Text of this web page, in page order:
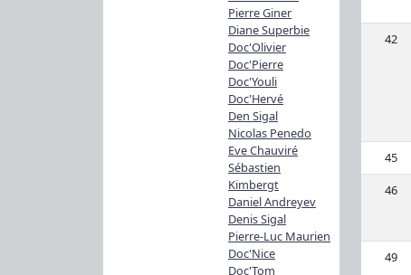
Pierre Giner
Diane Superbie
Doc'Olivier
Doc'Pierre
Doc'Youli
Doc'Hervé
Den Sigal
Nicolas Penedo
Eve Chauviré
Sébastien
Kimbergt
Daniel Andreyev
Denis Sigal
Pierre-Luc Maurien
Doc'Nice
Doc'Tom
42
45
46
49